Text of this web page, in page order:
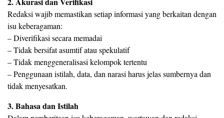
Redaksi wajib memastikan setiap informasi yang berkaitan dengan
isu keberagaman:
– Diverifikasi secara memadai
– Tidak bersifat asumtif atau spekulatif
– Tidak menggeneralisasi kelompok tertentu
– Penggunaan istilah, data, dan narasi harus jelas sumbernya dan
tidak menyesatkan.
3. Bahasa dan Istilah